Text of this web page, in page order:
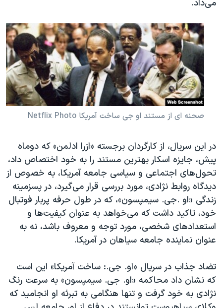
می‌داد.
صحنه ای از مستند او جی ساخت آمریکا Netflix Photo
در این سریال، از کارگردان برجسته «ازرا ادلمن» که دوماه
پیش، جایزه اسکار بهترین مستند را به خود اختصاص داد،
تحول‌های اجتماعی و سیاسی جامعه آمریکا، به خصوص از
دیدگاه روابط نژادی، مورد بررسی قرار می‌گیرد، در پسزمینه
زندگی «او .جی. سیمپسون»، که در طول حرفه پربار فوتبال
خود، تاکید داشت که می‌خواهد به عنوان کیفیت‌ها و
استعدادهای شخصی، مورد توجه و معروف باشد، نه به
عنوان نماینده جامعه سیاهان در آمریکا.
تضاد جذاب در سریال «او. جی.: ساخت آمریکا» این است
که نشان داد محاکمه «او. جی. سیمپسون» به سرعت رنگ
نژادی به خود گرفت و تنها هنگامی به تبرئه او انجامید که